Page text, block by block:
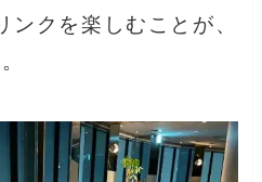
クを楽しむことが、